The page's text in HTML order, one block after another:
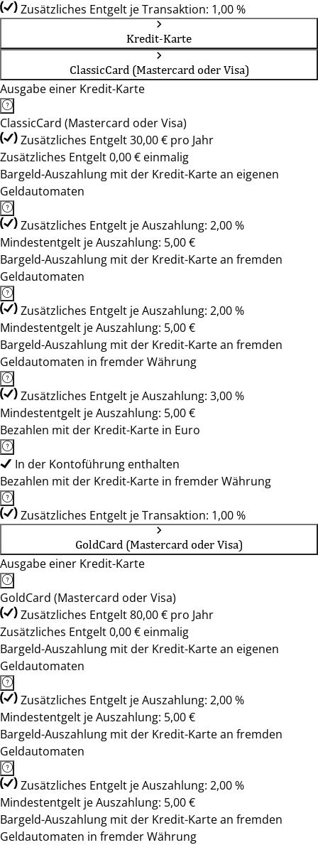
Zusätzliches Entgelt je Transaktion: 1,00 %
Kredit-Karte
ClassicCard (Mastercard oder Visa)
Ausgabe einer Kredit-Karte
ClassicCard (Mastercard oder Visa)
Zusätzliches Entgelt 30,00 € pro Jahr
Zusätzliches Entgelt 0,00 € einmalig
Bargeld-Auszahlung mit der Kredit-Karte an eigenen
Geldautomaten
Zusätzliches Entgelt je Auszahlung: 2,00 %
Mindestentgelt je Auszahlung: 5,00 €
Bargeld-Auszahlung mit der Kredit-Karte an fremden
Geldautomaten
Zusätzliches Entgelt je Auszahlung: 2,00 %
Mindestentgelt je Auszahlung: 5,00 €
Bargeld-Auszahlung mit der Kredit-Karte an fremden
Geldautomaten in fremder Währung
Zusätzliches Entgelt je Auszahlung: 3,00 %
Mindestentgelt je Auszahlung: 5,00 €
Bezahlen mit der Kredit-Karte in Euro
In der Kontoführung enthalten
Bezahlen mit der Kredit-Karte in fremder Währung
Zusätzliches Entgelt je Transaktion: 1,00 %
GoldCard (Mastercard oder Visa)
Ausgabe einer Kredit-Karte
GoldCard (Mastercard oder Visa)
Zusätzliches Entgelt 80,00 € pro Jahr
Zusätzliches Entgelt 0,00 € einmalig
Bargeld-Auszahlung mit der Kredit-Karte an eigenen
Geldautomaten
Zusätzliches Entgelt je Auszahlung: 2,00 %
Mindestentgelt je Auszahlung: 5,00 €
Bargeld-Auszahlung mit der Kredit-Karte an fremden
Geldautomaten
Zusätzliches Entgelt je Auszahlung: 2,00 %
Mindestentgelt je Auszahlung: 5,00 €
Bargeld-Auszahlung mit der Kredit-Karte an fremden
Geldautomaten in fremder Währung